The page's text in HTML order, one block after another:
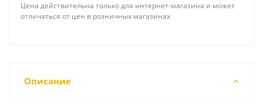
Цена действительна только для интернет-магазина и может
отличаться от цен в розничных магазинах
Описание